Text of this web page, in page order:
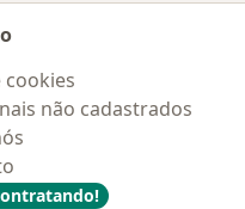
cookies
não cadastrados